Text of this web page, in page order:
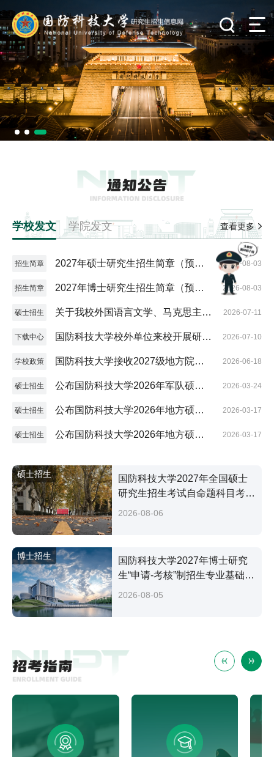
学校发文 学院发文 查看更多
招生简章
2027年硕士研究生招生简章（预发
2026-08-03
招生简章
2027年博士研究生招生简章（预发
版）
2026-08-03
硕士招生
关于我校外国语言文学、马克思主义
理论学科招收参军入伍研究生的通知
2026-07-11
下载中心
国防科技大学校外单位来校开展研究
生招生宣传活动申请表
2026-07-10
学校政策
国防科技大学接收2027级地方院校
推荐免试硕士研究生（含直博生、参
2026-06-18
硕士招生
公布国防科技大学2026年军队硕士
研究生复试分数控制线及招生复试工
2026-03-24
硕士招生
公布国防科技大学2026年地方硕士
研究生全国招考复试分数控制线
2026-03-17
硕士招生
公布国防科技大学2026年地方硕士
2026-03-17
硕士招生
国防科技大学2027年全国硕士
研究生招生考试自命题科目考试
大纲
2026-08-06
博士招生
国防科技大学2027年博士研究
生“申请-考核”制招生专业基础笔
试考试大纲
2026-08-05